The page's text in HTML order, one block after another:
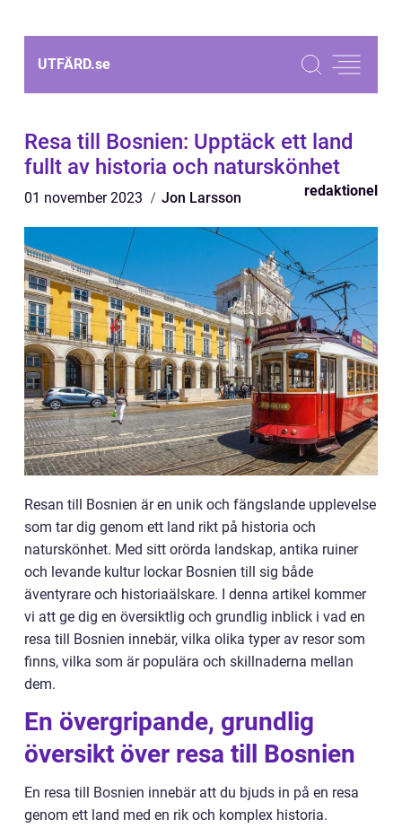
UTFÄRD.se
Resa till Bosnien: Upptäck ett land
fullt av historia och naturskönhet
01 november 2023 Jon Larsson redaktionel
Resan till Bosnien är en unik och fängslande upplevelse
som tar dig genom ett land rikt på historia och
naturskönhet. Med sitt orörda landskap, antika ruiner
och levande kultur lockar Bosnien till sig både
äventyrare och historiaälskare. I denna artikel kommer
vi att ge dig en översiktlig och grundlig inblick i vad en
resa till Bosnien innebär, vilka olika typer av resor som
finns, vilka som är populära och skillnaderna mellan
dem.
En övergripande, grundlig
översikt över resa till Bosnien
En resa till Bosnien innebär att du bjuds in på en resa
genom ett land med en rik och komplex historia.